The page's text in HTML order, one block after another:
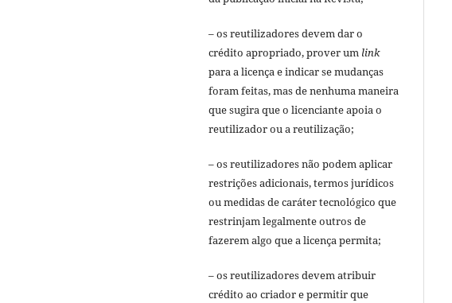
– os reutilizadores devem dar o
crédito apropriado, prover um link
para a licença e indicar se mudanças
foram feitas, mas de nenhuma maneira
que sugira que o licenciante apoia o
reutilizador ou a reutilização;
– os reutilizadores não podem aplicar
restrições adicionais, termos jurídicos
ou medidas de caráter tecnológico que
restrinjam legalmente outros de
fazerem algo que a licença permita;
– os reutilizadores devem atribuir
crédito ao criador e permitir que